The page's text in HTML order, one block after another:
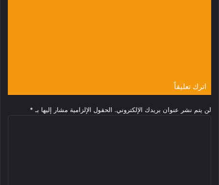
اترك تعليقاً
لن يتم نشر عنوان بريدك الإلكتروني. الحقول الإلزامية مشار إليها بـ *